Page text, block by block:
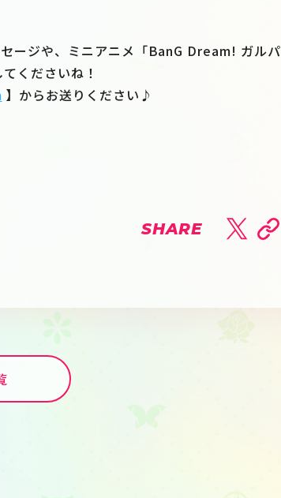
ージや、ミニアニメ「BanG Dream! ガルパ
くださいね！
】からお送りください♪
SHARE